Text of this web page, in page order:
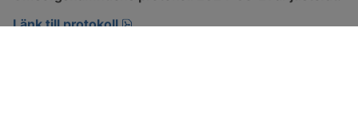
Länk till protokoll
pdf, 274.2 kB, öppnas i nytt fönster.